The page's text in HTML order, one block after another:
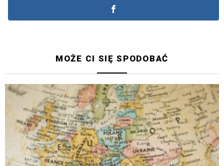
MOŻE CI SIĘ SPODOBAĆ